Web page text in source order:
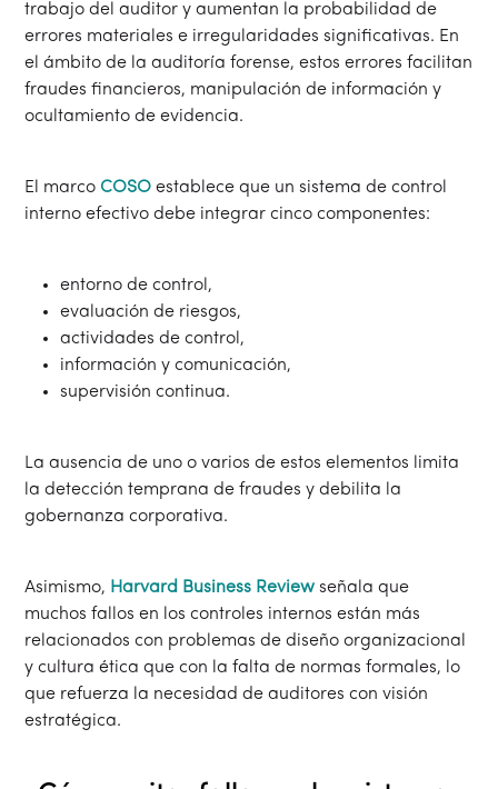
trabajo del auditor y aumentan la probabilidad de
errores materiales e irregularidades significativas. En
el ámbito de la auditoría forense, estos errores facilitan
fraudes financieros, manipulación de información y
ocultamiento de evidencia.
El marco COSO establece que un sistema de control
interno efectivo debe integrar cinco componentes:
entorno de control,
evaluación de riesgos,
actividades de control,
información y comunicación,
supervisión continua.
La ausencia de uno o varios de estos elementos limita
la detección temprana de fraudes y debilita la
gobernanza corporativa.
Asimismo, Harvard Business Review señala que
muchos fallos en los controles internos están más
relacionados con problemas de diseño organizacional
y cultura ética que con la falta de normas formales, lo
que refuerza la necesidad de auditores con visión
estratégica.